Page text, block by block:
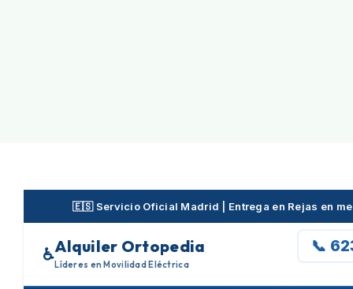
🇪🇸 Servicio Oficial Madrid | Entrega en Rejas en
♿Alquiler Ortopedia
Líderes en Movilidad Eléctrica
📞